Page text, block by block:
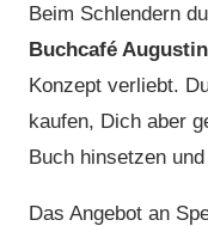
Beim Schlendern
Buchcafé Augustin
Konzept verliebt.
kaufen, Dich aber
Buch hinsetzen
Das Angebot an